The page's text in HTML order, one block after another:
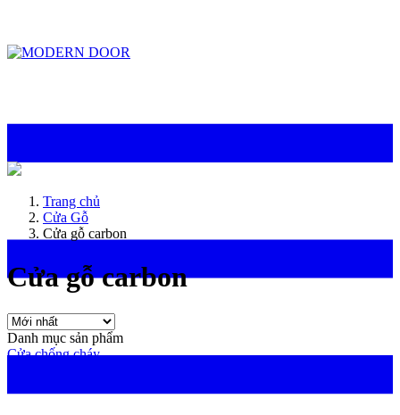
Trang chủ
Cửa Gỗ
Cửa gỗ carbon
Cửa gỗ carbon
Danh mục sản phẩm
Cửa chống cháy